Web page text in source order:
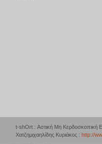
t-shOrt : Αστική Μη Κερδοσκοπική
Χατζημιχαηλίδης Κυριάκος : http://